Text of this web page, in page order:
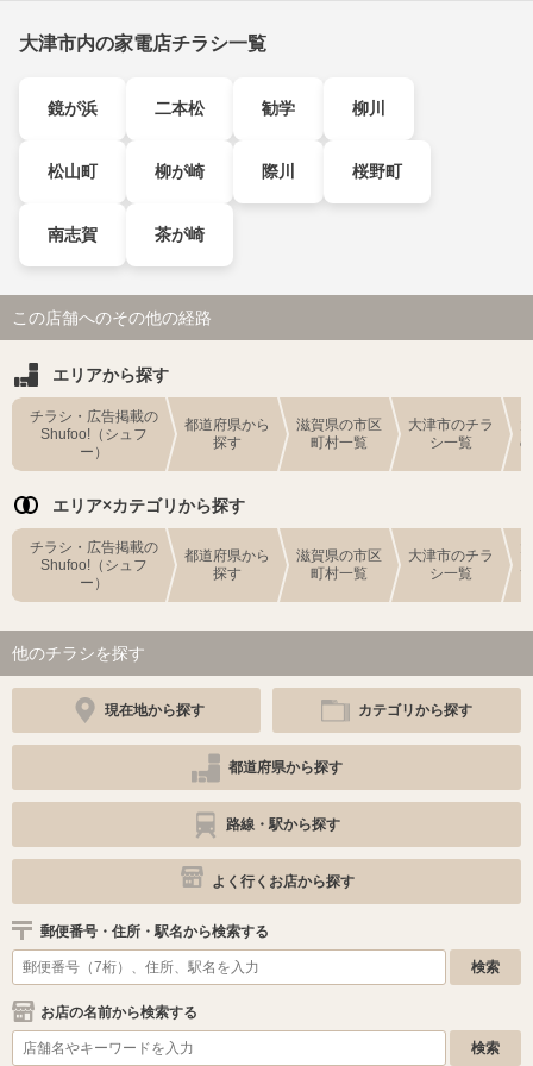
大津市内の家電店チラシ一覧
鏡が浜 二本松 勧学 柳川
松山町 柳が崎 際川 桜野町
南志賀 茶が崎
この店舗へのその他の経路
エリアから探す
チラシ・広告掲載の
Shufoo!（シュフ
ー）
都道府県から
探す
滋賀県の市区
町村一覧
大津市のチラ
シ一覧
エリア×カテゴリから探す
チラシ・広告掲載の
Shufoo!（シュフ
ー）
都道府県から
探す
滋賀県の市区
町村一覧
大津市のチラ
シ一覧
他のチラシを探す
現在地から探す カテゴリから探す
都道府県から探す
路線・駅から探す
よく行くお店から探す
郵便番号・住所・駅名から検索する
お店の名前から検索する